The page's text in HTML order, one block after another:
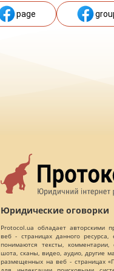
page
Юридические оговорки
Protocol.ua обладает авторскими
веб - страницах данного
понимаются тексты, комментарии,
шота, сканы, видео, аудио, другие
размещенных на веб - страницах